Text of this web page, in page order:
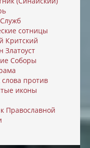
сотницы
Критский
Златоуст
Соборы
против
иконы
Православной